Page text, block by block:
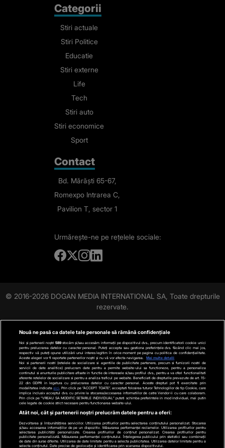
Categorii
Stiri actuale
Stiri Politice
Educatie
Stiri externe
Life
Tech
Stiri auto
Stiri economice
Sport
Contact
Bd. Mărăști 65-67,
Romexpo Intrarea C,
Pavilion T, sector 1
Urmărește-ne pe rețelele sociale:
© 2016-2026 DOGAN MEDIA INTERNATIONAL SA, Toate drepturile
rezervate.
Nouă ne pasă ca datele tale personale să rămână confidențiale
Noi și partenerii noștri 589stocăm și/sau accesăm informații pe dispozitivul dvs., precum identificatorii cookie unici
pentru prelucrarea datelor cu caracter personal. Puteți accepta sau gestiona preferințele dvs. făcând clic mai jos,
respectiv vă puteți opune utilizării unui interes legitim în orice moment pe pagina cu politica de confidențialitate.
Aceste alegeri vor fi raportate partenerilor noștri și nu vă vor afecta navigarea.
Mai multe detalii
Noi si partenerii nostri (retelele de socializare si agentiile de publicitate partenere, precum si furnizorii nostri de
servicii de date analitice) prelucram date pentru a permite website-ului sa functioneze, pentru a personaliza
continutul si anunturile publicitare afisate in functie de interesele si/sau profilul dvs., pentru a va oferi functionalitati
aferente retelelor de socializare si pentru a analiza traficul pe website. Beneficiati de drepturile prevazute de art. 15-
22 din GDPR in legatura cu prelucrarea datelor cu caracter personal. Aceste drepturi pot fi exercitate prin
modalitatea indicataaici . Prin click pe “ACCEPT TOATE”, acceptati folosirea tuturor Tehnologiilor de tip Cookie, care
implica inclusiv acceptul dvs. cu privire la stocarea/accesarea informatiilor de catre Vendor-ii cu care colaboram.
Prin click pe “VREAU SA MODIFIC SETARILE INDIVIDUAL” puteti schimba preferintele in mod individual, mai putin
cele legate de cookie strict necesare pentru functionarea website-ului.
Atât noi, cât și partenerii noștri prelucrăm datele pentru a oferi:
Dezvoltarea și îmbunătățirea serviciilor. Utilizarea profilurilor pentru selectarea conținutului personalizat. Stocarea
și/sau accesarea informațiilor de pe un dispozitiv. Măsurarea performanței reclamelor. Utilizarea profilurilor pentru
selectarea publicității personalizate. Crearea profilurilor de conținut personalizat. Crearea profilurilor pentru
publicitate personalizată. Măsurarea performanței conținutului. Înțelegerea publicului prin statistici sau combinații
de date din surse diferite. Utilizarea de date limitate pentru a selecta publicitatea. Utilizarea datelor limitate pentru a
selecta conținutul. Date precise de geolocație și identificarea prin scanarea dispozitivului.